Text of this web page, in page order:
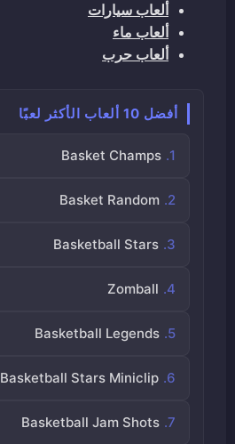
ألعاب سيارات
ألعاب ماء
ألعاب حرب
أفضل 10 ألعاب الأكثر لعبًا
Basket Champs
Basket Random
Basketball Stars
Zomball
Basketball Legends
Basketball Stars Miniclip
Basketball Jam Shots